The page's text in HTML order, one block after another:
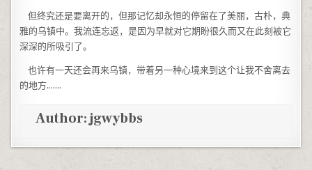
但终究还是要离开的，但那记忆却永恒的停留在了美丽，古朴，典
雅的乌镇中。我流连忘返，是因为早就对它期盼很久而又在此刻被它
深深的所吸引了。
也许有一天还会再来乌镇，带着另一种心境来到这个让我不舍离去
的地方…….
Author:jgwybbs